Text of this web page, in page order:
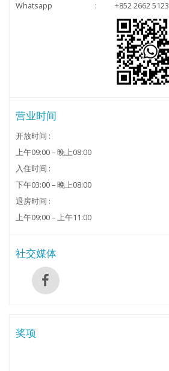
Whatsapp : +852 2662 5123
营业时间
开放时间 :
上午09:00 – 晚上08:00
入住时间 :
下午03:00 – 晚上08:00
退房时间 :
上午09:00 – 上午11:00
社交媒体
奖项